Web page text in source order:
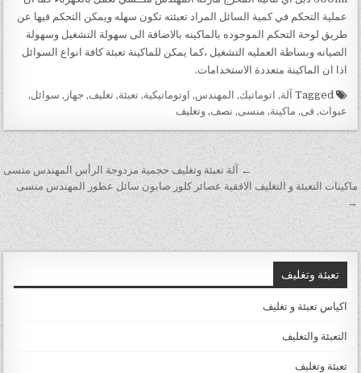
عملية التحكم في كمية السائل المراد تعبئته تكون سهله ويمكن التحكم فيها عن
طريق لوحة التحكم الموجوده بالماكينه بالاضافة الى سهولة التشغيل وسهولة
الصيانه وبساطة العمليه التشغيل ،كما يمكن للماكينة تعبئة كافة انواع السوائل
اذا ان الماكينة متعددة الاستخدامات.
Tagged آلة, اتوماتيك, المهندس, اوتوماتيكية,تعبئة,تغليف, جهاز , سوائل,
عبوات,فى, ماكينة, منسى, نصف,وتغليف
تصفّح المقالات← آلة تعبئة وتغليف حجمية مزدوجة الرأس المهندس منسى
ماكينات التعبئة و التغليف الافقية عصائر كلور صابون سائل عطور المهندس منسى
→
تعبئة وتغليف
اكياس تعبئة و تغليف
التعبئة والتغليف
تعبئة وتغليف